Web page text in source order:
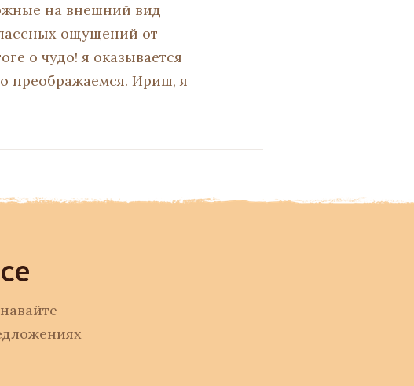
на внешний вид
ощущений от
о чудо! я оказывается
преображаемся. Ириш, я